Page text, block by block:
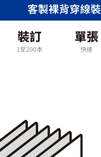
客製裸背穿線裝
裝訂
1至200本
單張
快速